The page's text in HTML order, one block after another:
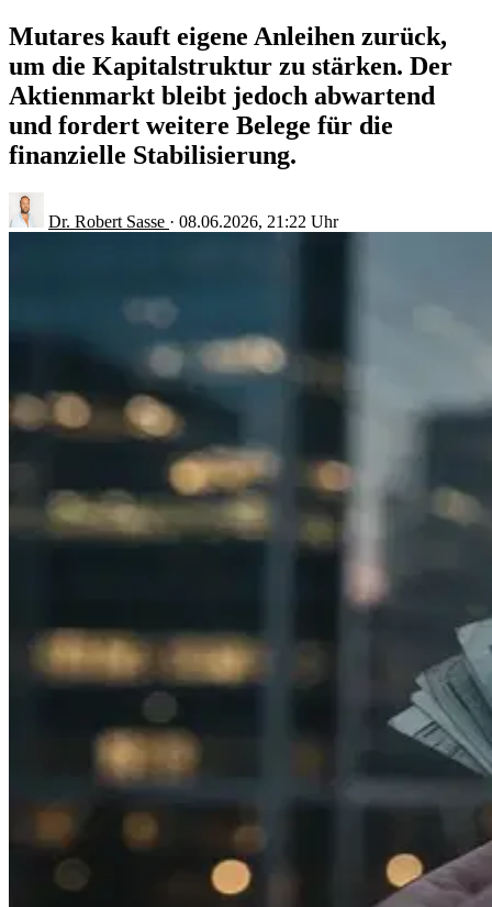
Mutares kauft eigene Anleihen zurück,
um die Kapitalstruktur zu stärken. Der
Aktienmarkt bleibt jedoch abwartend
und fordert weitere Belege für die
finanzielle Stabilisierung.
Dr. Robert Sasse · 08.06.2026, 21:22 Uhr